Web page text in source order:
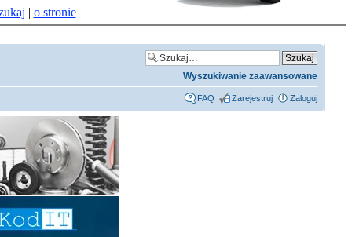
| o stronie
Wyszukiwanie zaawansowane
FAQ Zarejestruj Zaloguj